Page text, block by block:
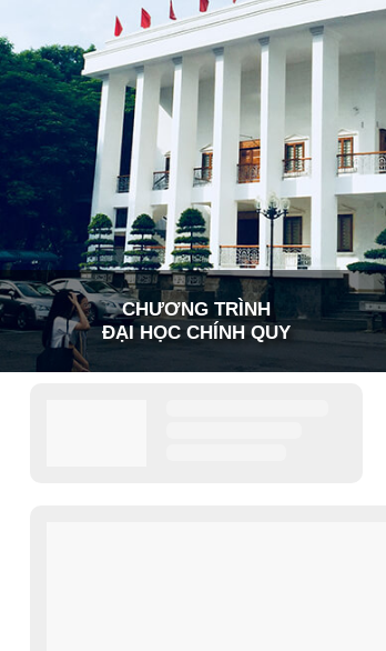
CHƯƠNG TRÌNH
ĐẠI HỌC CHÍNH QUY